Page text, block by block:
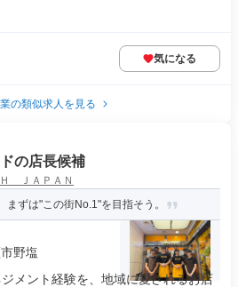
気になる
の類似求人を見る
の店長候補
ＪＡＰＡＮ
ずは"この街No.1"を目指そう。
野塩
メント経験を、地域に愛されるお店